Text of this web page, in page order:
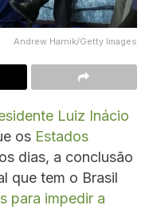
Andrew Harnik/Getty Images
Luiz Inácio
os Estados
dias, a conclusão
que tem o Brasil
para impedir a